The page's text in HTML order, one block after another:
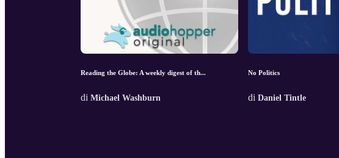
Reading the Globe: A weekly digest of th...
di Michael Washburn
No Politics
di Daniel Tintle